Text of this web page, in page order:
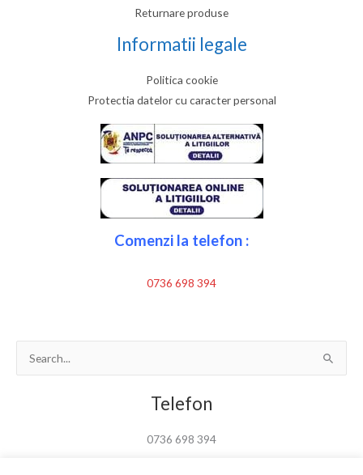
Returnare produse
Informatii legale
Politica cookie
Protectia datelor cu caracter personal
Comenzi la telefon :
0736 698 394
Search
Telefon
0736 698 394